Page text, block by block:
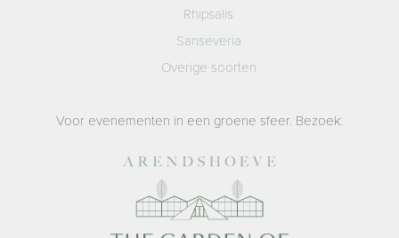
Rhipsalis
Sanseveria
Overige soorten
Voor evenementen in een groene sfeer. Bezoek: